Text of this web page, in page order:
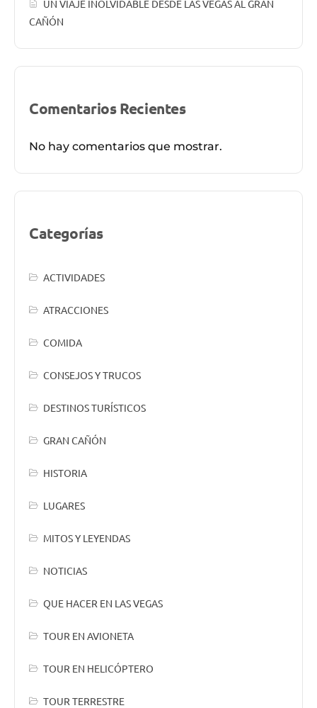
UN VIAJE INOLVIDABLE DESDE LAS VEGAS AL GRAN
CAÑÓN
Comentarios Recientes
No hay comentarios que mostrar.
Categorías
ACTIVIDADES
ATRACCIONES
COMIDA
CONSEJOS Y TRUCOS
DESTINOS TURÍSTICOS
GRAN CAÑÓN
HISTORIA
LUGARES
MITOS Y LEYENDAS
NOTICIAS
QUE HACER EN LAS VEGAS
TOUR EN AVIONETA
TOUR EN HELICÓPTERO
TOUR TERRESTRE